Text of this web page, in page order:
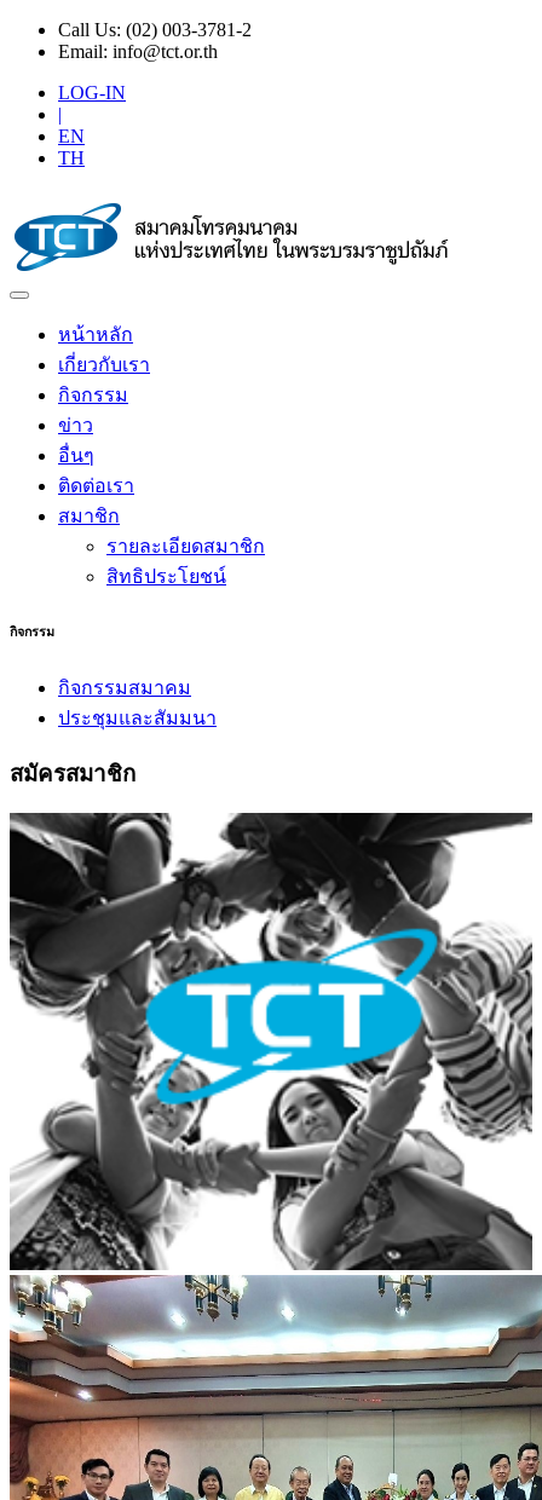
Call Us: (02) 003-3781-2
Email: info@tct.or.th
LOG-IN
|
EN
TH
หน้าหลัก
เกี่ยวกับเรา
กิจกรรม
ข่าว
อื่นๆ
ติดต่อเรา
สมาชิก
รายละเอียดสมาชิก
สิทธิประโยชน์
กิจกรรม
กิจกรรมสมาคม
ประชุมและสัมมนา
สมัครสมาชิก